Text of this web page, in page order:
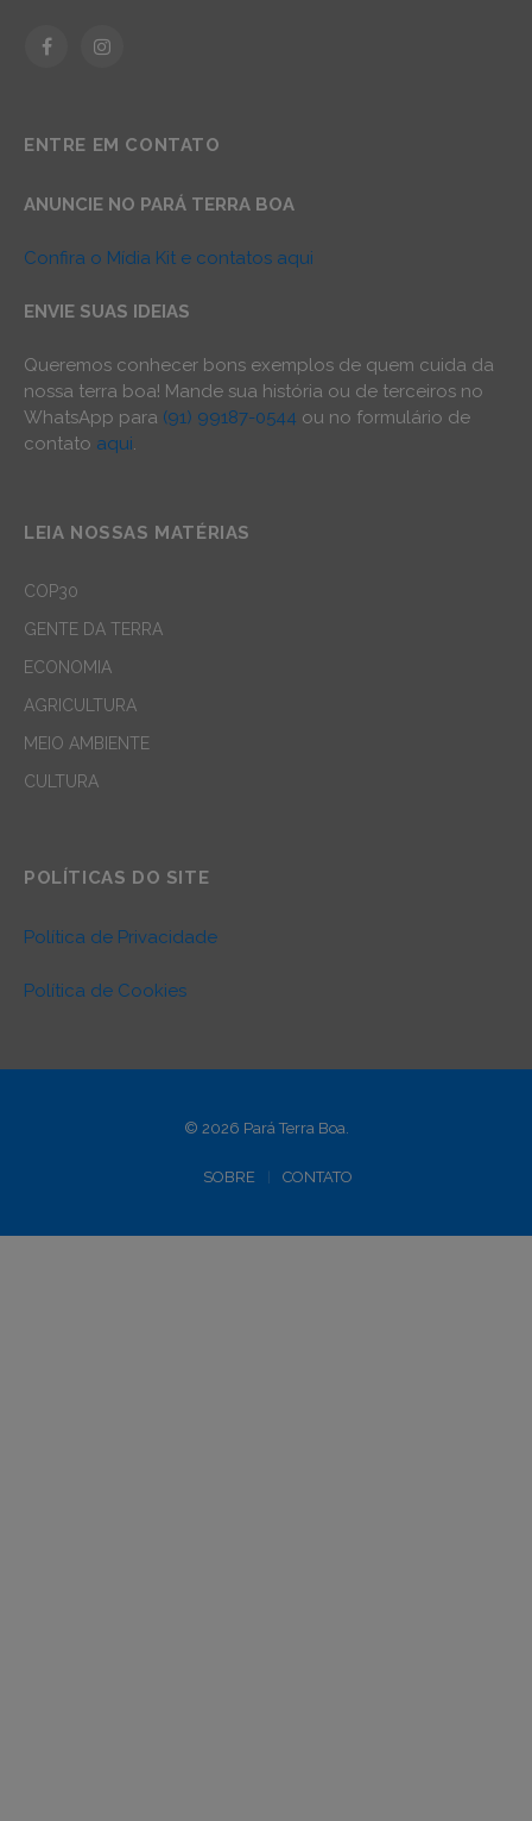
FacebookInstagram
ENTRE EM CONTATO
ANUNCIE NO PARÁ TERRA BOA
Confira o Mídia Kit e contatos aqui
ENVIE SUAS IDEIAS
Queremos conhecer bons exemplos de quem cuida da
nossa terra boa! Mande sua história ou de terceiros no
WhatsApp para (91) 99187-0544 ou no formulário de
contato aqui.
LEIA NOSSAS MATÉRIAS
COP30
GENTE DA TERRA
ECONOMIA
AGRICULTURA
MEIO AMBIENTE
CULTURA
POLÍTICAS DO SITE
Política de Privacidade
Política de Cookies
© 2026 Pará Terra Boa.
SOBRE CONTATO